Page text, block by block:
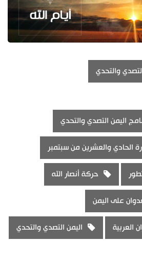
والتحدي
اليمن التصدي والتحدي
الحادي والعشرين من سبتمبر
حركة أنصار الله
على اليمن
العربية اليمن التصدي والتحدي